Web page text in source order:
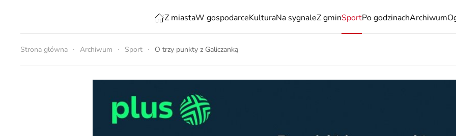
Z miastaW gospodarceKulturaNa sygnaleZ gminSportPo godzinachArchiwum
Strona główna Archiwum Sport O trzy punkty z Galiczanką